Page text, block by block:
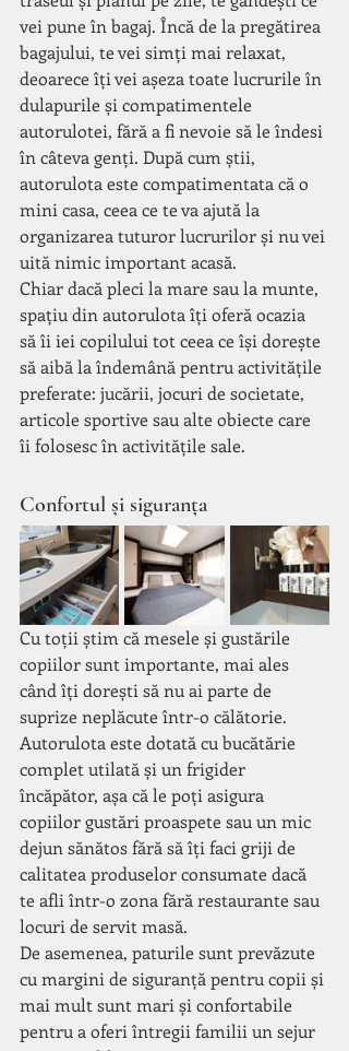
vei pune în bagaj. Încă de la pregătirea
bagajului, te vei simți mai relaxat,
deoarece îți vei așeza toate lucrurile în
dulapurile și compatimentele
autorulotei, fără a fi nevoie să le îndesi
în câteva genți. După cum știi,
autorulota este compatimentata că o
mini casa, ceea ce te va ajută la
organizarea tuturor lucrurilor și nu vei
uită nimic important acasă.
Chiar dacă pleci la mare sau la munte,
spațiu din autorulota îți oferă ocazia
să îi iei copilului tot ceea ce își dorește
să aibă la îndemână pentru activitățile
preferate: jucării, jocuri de societate,
articole sportive sau alte obiecte care
îi folosesc în activitățile sale.
Confortul și siguranța
Cu toții știm că mesele și gustările
copiilor sunt importante, mai ales
când îți dorești să nu ai parte de
suprize neplăcute într-o călătorie.
Autorulota este dotată cu bucătărie
complet utilată și un frigider
încăpător, așa că le poți asigura
copiilor gustări proaspete sau un mic
dejun sănătos fără să îți faci griji de
calitatea produselor consumate dacă
te afli într-o zona fără restaurante sau
locuri de servit masă.
De asemenea, paturile sunt prevăzute
cu margini de siguranță pentru copii și
mai mult sunt mari și confortabile
pentru a oferi întregii familii un sejur